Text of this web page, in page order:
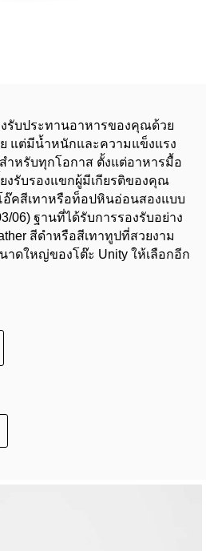
งรับประทานอาหารของคุณด้วย
แต่มีน้ำหนักและความแข็งแรง
ำหรับทุกโอกาส ตั้งแต่อาหารมื้อ
งรับรองแขกผู้มีเกียรติของคุณ
อ๊คสีเทาหรือท็อปหินอ่อนสองแบบ
06) ฐานที่ได้รับการรองรับอย่าง
สีดำหรือสีเทาทูปที่สวยงาม
าดใหญ่ของโต๊ะ Unity ให้เลือกอีก